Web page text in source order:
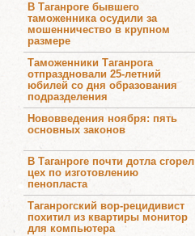
В Таганроге бывшего
таможенника осудили за
мошенничество в крупном
размере
Таможенники Таганрога
отпраздновали 25-летний
юбилей со дня образования
подразделения
Нововведения ноября: пять
основных законов
В Таганроге почти дотла сгорел
цех по изготовлению
пенопласта
Таганрогский вор-рецидивист
похитил из квартиры монитор
для компьютера